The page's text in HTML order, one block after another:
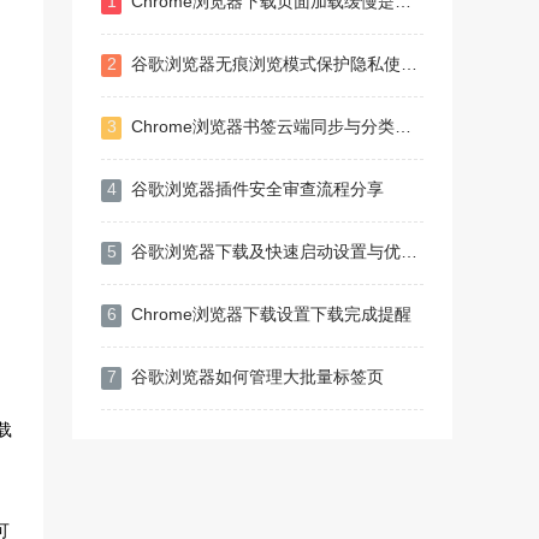
2 谷歌浏览器无痕浏览模式保护隐私使用攻略
3 Chrome浏览器书签云端同步与分类管理技巧
4 谷歌浏览器插件安全审查流程分享
5 谷歌浏览器下载及快速启动设置与优化教程
6 Chrome浏览器下载设置下载完成提醒
7 谷歌浏览器如何管理大批量标签页